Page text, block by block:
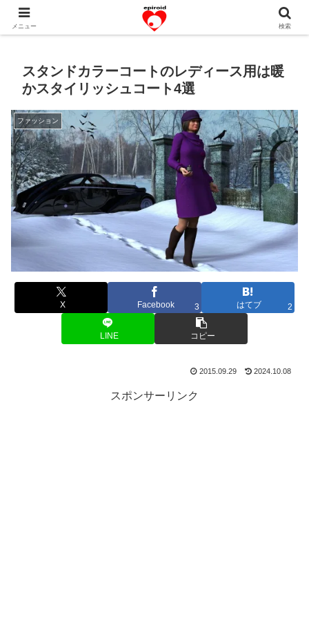
恋愛共感エピソード。あなたのストーリーを変えていく！。
スタンドカラーコートのレディース用は暖
かスタイリッシュコート4選
ファッション
X Facebook 3 はてブ 2
LINE コピー
2015.09.29 2024.10.08
スポンサーリンク
メニュー 検索